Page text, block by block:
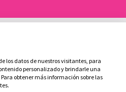
Aviso Legal e Privacidade
los datos de nuestros visitantes, para
personalizado y brindarle una
obtener más información sobre las